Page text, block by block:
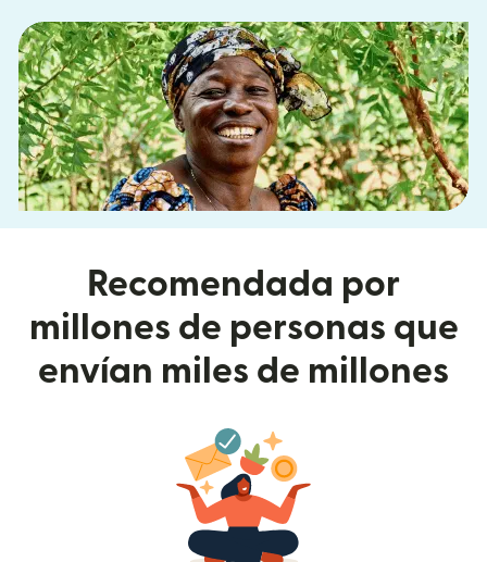
Recomendada por
millones de personas que
envían miles de millones